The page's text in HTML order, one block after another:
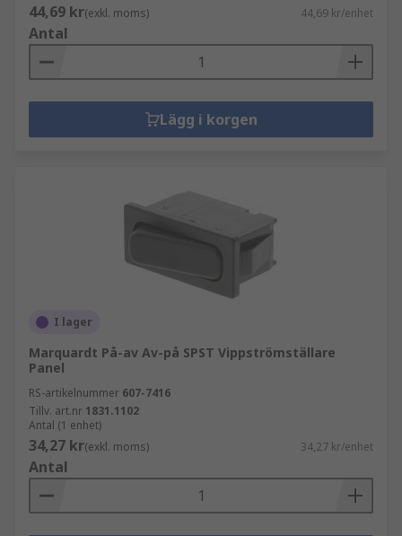
44,69 kr(exkl. moms) 44,69 kr/enhet
Antal
Lägg i korgen
I lager
Marquardt På-av Av-på SPST Vippströmställare
Panel
RS-artikelnummer 607-7416
Tillv. art.nr 1831.1102
Antal (1 enhet)
34,27 kr(exkl. moms) 34,27 kr/enhet
Antal